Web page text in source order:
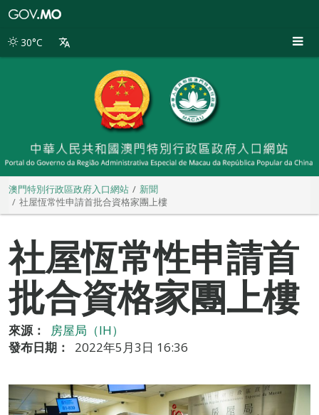
別
30°C
澳門特別行政區政府入口網站
新聞
社屋恆常性申請首批合資格家團上樓
社屋恆常性申請首
批合資格家團上樓
來源：
房屋局（IH）
發布日期：
2022年5月3日 16:36